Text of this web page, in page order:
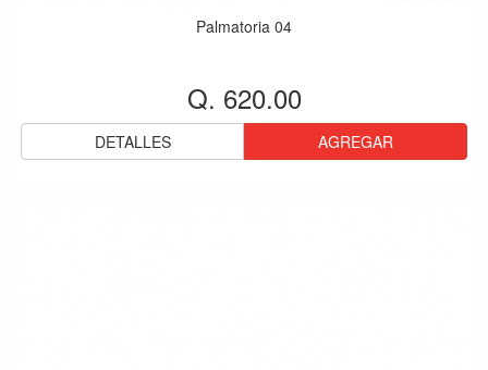
Palmatoria 04
Q. 620.00
DETALLES AGREGAR